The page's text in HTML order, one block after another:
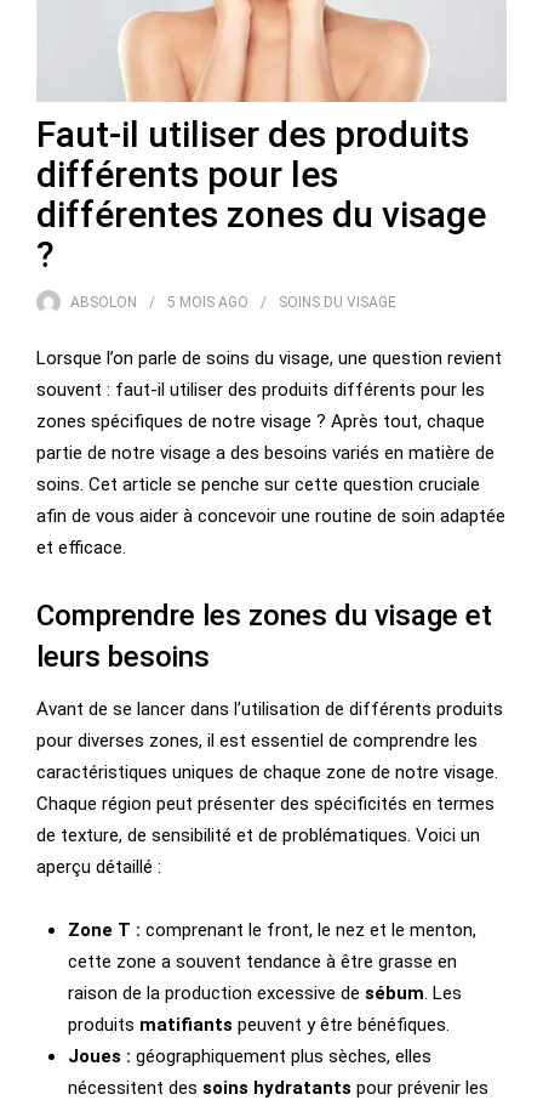
Faut-il utiliser des produits
différents pour les
différentes zones du visage
?
ABSOLON 5 MOIS AGO SOINS DU VISAGE
Lorsque l’on parle de soins du visage, une question revient
souvent : faut-il utiliser des produits différents pour les
zones spécifiques de notre visage ? Après tout, chaque
partie de notre visage a des besoins variés en matière de
soins. Cet article se penche sur cette question cruciale
afin de vous aider à concevoir une routine de soin adaptée
et efficace.
Comprendre les zones du visage et
leurs besoins
Avant de se lancer dans l’utilisation de différents produits
pour diverses zones, il est essentiel de comprendre les
caractéristiques uniques de chaque zone de notre visage.
Chaque région peut présenter des spécificités en termes
de texture, de sensibilité et de problématiques. Voici un
aperçu détaillé :
Zone T : comprenant le front, le nez et le menton,
cette zone a souvent tendance à être grasse en
raison de la production excessive de sébum . Les
produits matifiants peuvent y être bénéfiques.
Joues : géographiquement plus sèches, elles
nécessitent des soins hydratants pour prévenir les